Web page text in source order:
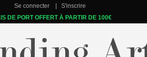
Se connecter S'inscrire
DE PORT OFFERT À PARTIR DE 100€